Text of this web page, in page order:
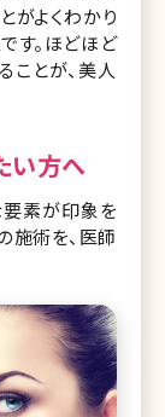
がよくわかり
す。ほどほど
ことが、美人
い方へ
素が印象を
施術を、医師